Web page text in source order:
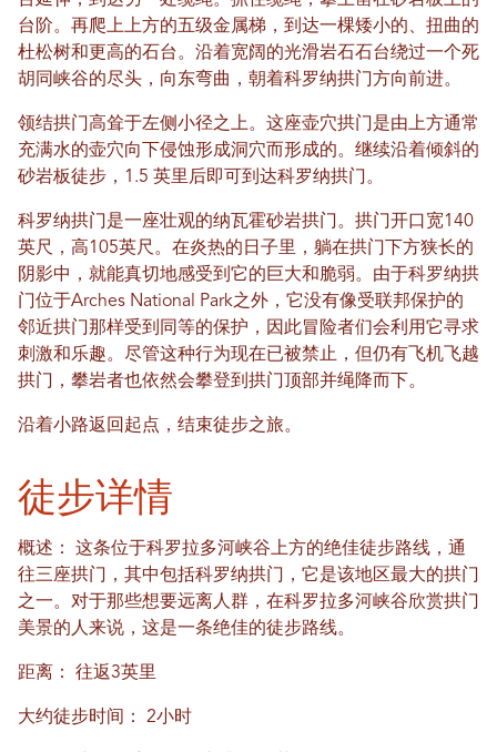
台阶。再爬上上方的五级金属梯，到达一棵矮小的、扭曲的
杜松树和更高的石台。沿着宽阔的光滑岩石石台绕过一个死
胡同峡谷的尽头，向东弯曲，朝着科罗纳拱门方向前进。
领结拱门高耸于左侧小径之上。这座壶穴拱门是由上方通常
充满水的壶穴向下侵蚀形成洞穴而形成的。继续沿着倾斜的
砂岩板徒步，1.5 英里后即可到达科罗纳拱门。
科罗纳拱门是一座壮观的纳瓦霍砂岩拱门。拱门开口宽140
英尺，高105英尺。在炎热的日子里，躺在拱门下方狭长的
阴影中，就能真切地感受到它的巨大和脆弱。由于科罗纳拱
门位于Arches National Park之外，它没有像受联邦保护的
邻近拱门那样受到同等的保护，因此冒险者们会利用它寻求
刺激和乐趣。尽管这种行为现在已被禁止，但仍有飞机飞越
拱门，攀岩者也依然会攀登到拱门顶部并绳降而下。
沿着小路返回起点，结束徒步之旅。
徒步详情
概述：
这条位于科罗拉多河峡谷上方的绝佳徒步路线，通
往三座拱门，其中包括科罗纳拱门，它是该地区最大的拱门
之一。对于那些想要远离人群，在科罗拉多河峡谷欣赏拱门
美景的人来说，这是一条绝佳的徒步路线。
距离： 往返3英里
大约徒步时间： 2小时